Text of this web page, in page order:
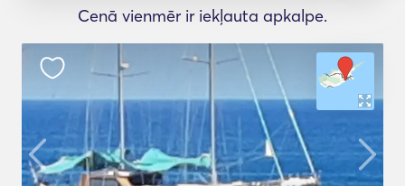
Cenā vienmēr ir iekļauta apkalpe.